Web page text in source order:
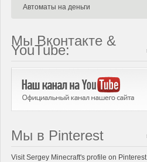
Автоматы на деньги
Мы Вконтакте &
YouTube:
Мы в Pinterest
Visit Sergey Minecraft's profile on Pinterest.